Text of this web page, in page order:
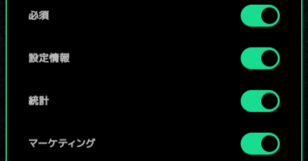
詳細は、下記の「設定」メニューでご確認ください。
必須
設定情報
統計
マーケティング
5
5 x2
4 5 アレトゥーザの魔道士 x2